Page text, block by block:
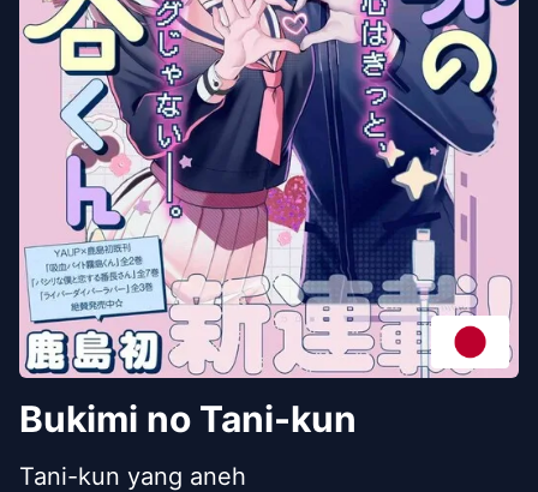
Bukimi no Tani-kun
Tani-kun yang aneh